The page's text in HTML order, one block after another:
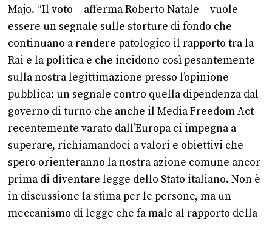
Majo. “Il voto – afferma Roberto Natale – vuole
essere un segnale sulle storture di fondo che
continuano a rendere patologico il rapporto tra la
Rai e la politica e che incidono così pesantemente
sulla nostra legittimazione presso l’opinione
pubblica: un segnale contro quella dipendenza dal
governo di turno che anche il Media Freedom Act
recentemente varato dall’Europa ci impegna a
superare, richiamandoci a valori e obiettivi che
spero orienteranno la nostra azione comune ancor
prima di diventare legge dello Stato italiano. Non è
in discussione la stima per le persone, ma un
meccanismo di legge che fa male al rapporto della